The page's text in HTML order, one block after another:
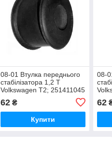
08-01 Втулка переднього
стабілізатора 1,2 Т
Volkswagen T2; 251411045
62₴
Купити
08-
62